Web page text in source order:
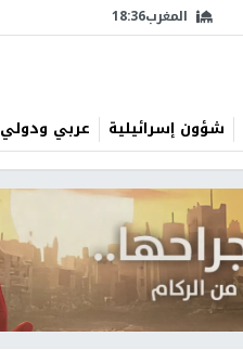
المغرب18:36
شؤون إسرائيلية عربي ودولي